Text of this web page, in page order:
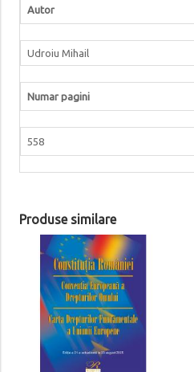
Autor
Udroiu Mihail
Numar pagini
558
Produse similare